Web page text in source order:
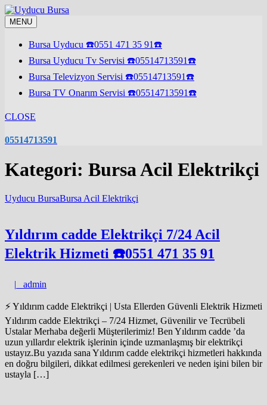
Skip
to
content
MENU
Bursa Uyducu ☎️0551 471 35 91☎️
Bursa Uyducu Tv Servisi ☎️05514713591☎️
Bursa Televizyon Servisi ☎️05514713591☎️
Bursa TV Onarım Servisi ☎️05514713591☎️
CLOSE
05514713591
Kategori: Bursa Acil Elektrikçi
Uyducu BursaBursa Acil Elektrikçi
Yıldırım cadde Elektrikçi 7/24 Acil
Elektrik Hizmeti ☎️​​0551 471 35 91
| admin
⚡ Yıldırım cadde Elektrikçi | Usta Ellerden Güvenli Elektrik Hizmeti
Yıldırım cadde Elektrikçi – 7/24 Hizmet, Güvenilir ve Tecrübeli
Ustalar Merhaba değerli Müşterilerimiz! Ben Yıldırım cadde ’da
uzun yıllardır elektrik işlerinin içinde uzmanlaşmış bir elektrikçi
ustayız.Bu yazıda sana Yıldırım cadde elektrikçi hizmetleri hakkında
en doğru bilgileri, dikkat edilmesi gerekenleri ve neden işini bilen bir
ustayla […]